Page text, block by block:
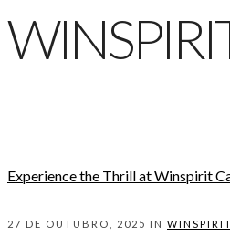
Experience the Thrill at Winspirit
27 DE OUTUBRO, 2025 IN